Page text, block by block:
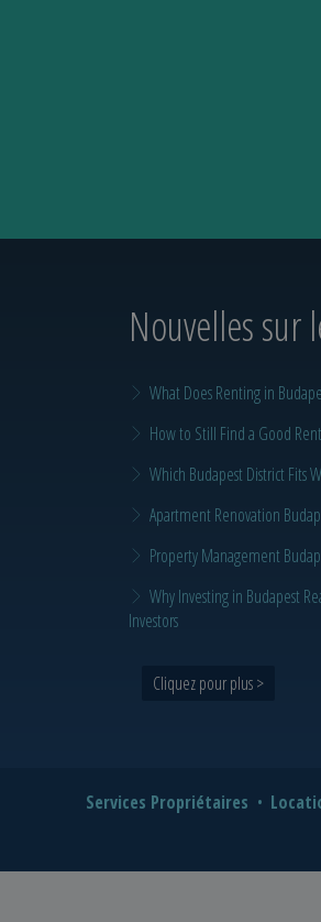
Nouvelles sur
What Does Renting in
How to Still Find a Good
Which Budapest District Fits
Apartment Renovation
Property Management
Why Investing in Budapest
Investors
Cliquez pour plus >
Services Propriétaires